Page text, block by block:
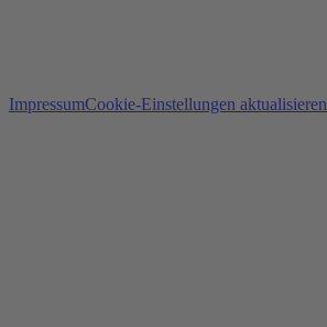
ImpressumCookie-Einstellungen aktualisieren